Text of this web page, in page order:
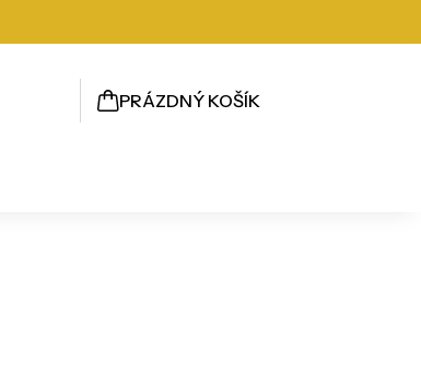
NÁKUPNÍ
PRÁZDNÝ KOŠÍK